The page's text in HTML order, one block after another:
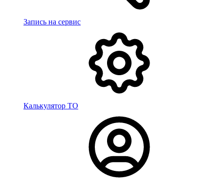
Запись на сервис
Калькулятор ТО